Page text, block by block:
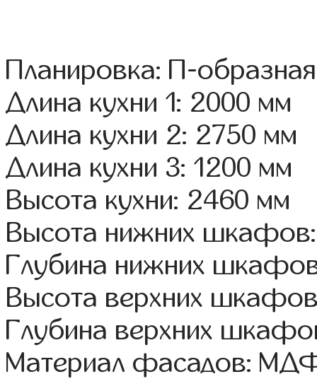
Планировка: П-образная
Длина кухни 1: 2000 мм
Длина кухни 2: 2750 мм
Длина кухни 3: 1200 мм
Высота кухни: 2460 мм
Высота нижних
Глубина нижних
Высота верхних
Глубина верхних
Материал фасадов: